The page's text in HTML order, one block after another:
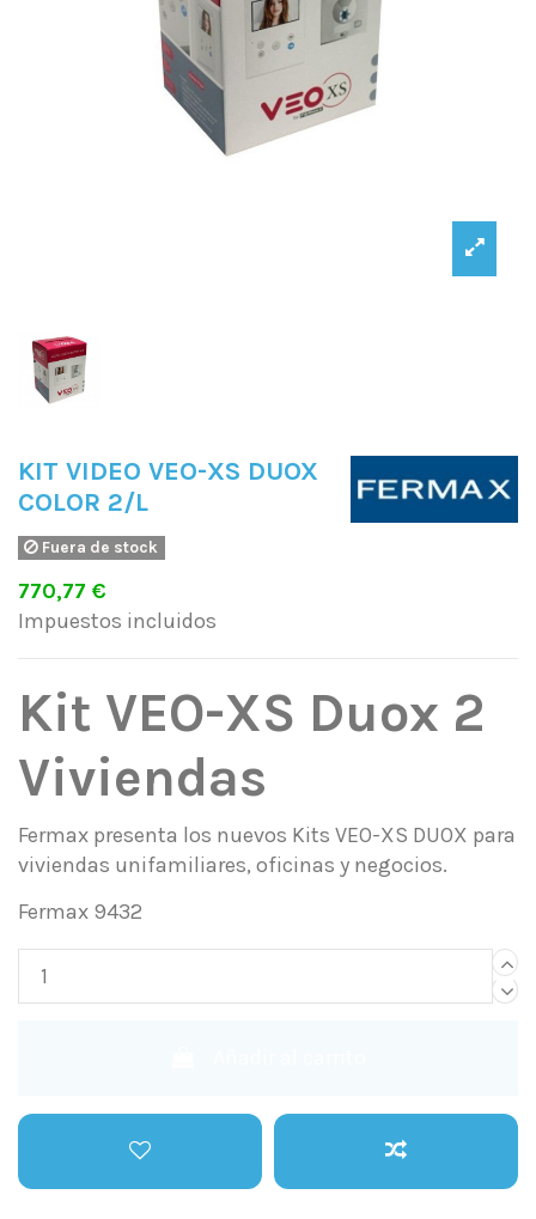
KIT VIDEO VEO-XS DUOX
COLOR 2/L
Fuera de stock
770,77 €
Impuestos incluidos
Kit VEO-XS Duox 2
Viviendas
Fermax presenta los nuevos Kits VEO-XS DUOX para
viviendas unifamiliares, oficinas y negocios.
Fermax 9432